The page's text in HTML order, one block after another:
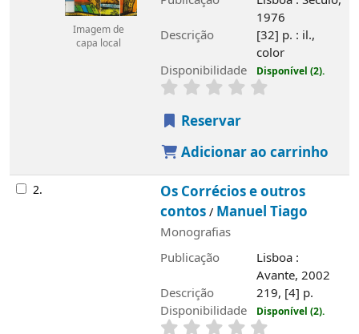
Imagem de
capa local
1976
Descrição
[32] p. : il.,
color
Disponibilidade
Disponível (2).
Reservar
Adicionar ao carrinho
2.
Os Corrécios e outros
contos/ Manuel Tiago
Monografias
Publicação
Lisboa :
Avante, 2002
Descrição
219, [4] p.
Disponibilidade
Disponível (2).